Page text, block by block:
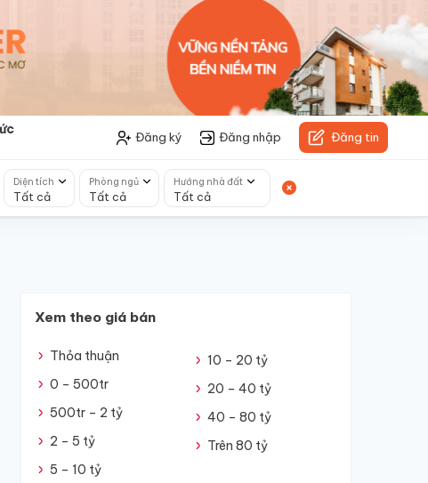
Đăng ký Đăng nhập Đăng tin
Diện tích
Tất cả
Phòng ngủ
Tất cả
Hướng nhà đất
Tất cả
Xem theo giá bán
Thỏa thuận
0 – 500tr
500tr – 2 tỷ
2 – 5 tỷ
5 – 10 tỷ
10 – 20 tỷ
20 – 40 tỷ
40 – 80 tỷ
Trên 80 tỷ